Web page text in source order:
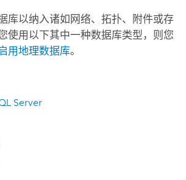
库以纳入诸如网络、拓扑、附件或存
使用以下其中一种数据库类型，则您
用地理数据库。
Server